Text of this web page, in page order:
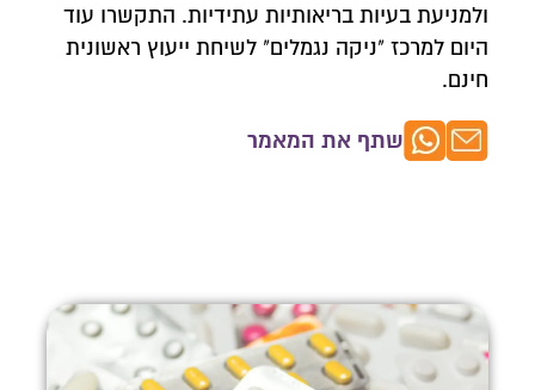
השאירו פרטים ונחזור אליכם לשיחת יעוץ אנונימית
ולמניעת בעיות בריאותיות עתידיות. התקשרו עוד
היום למרכז "ניקה נגמלים" לשיחת ייעוץ ראשונית
חינם.
שתף את המאמר